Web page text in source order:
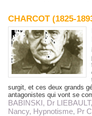
CHARCOT (1825-
surgit, et ces deux grands
antagonistes qui vont se
BABINSKI, Dr LIEBAULT,
Nancy, Hypnotisme, Pr